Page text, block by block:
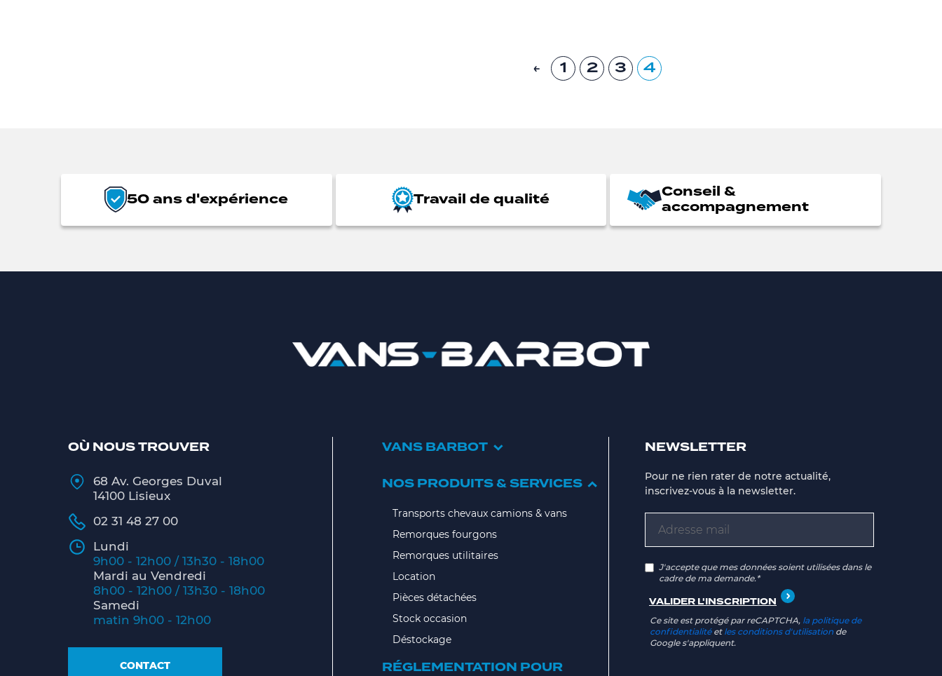
← 1 2 3 4
50 ans d'expérience Travail de qualité Conseil &
accompagnement
OÙ NOUS TROUVER
68 Av. Georges Duval
14100 Lisieux
02 31 48 27 00
Lundi
9h00 - 12h00 / 13h30 - 18h00
Mardi au Vendredi
8h00 - 12h00 / 13h30 - 18h00
Samedi
matin 9h00 - 12h00
CONTACT
VANS BARBOT
NOS PRODUITS & SERVICES
Transports chevaux camions & vans
Remorques fourgons
Remorques utilitaires
Location
Pièces détachées
Stock occasion
Déstockage
RÉGLEMENTATION POUR
NEWSLETTER
Pour ne rien rater de notre actualité,
inscrivez-vous à la newsletter.
J'accepte que mes données soient utilisées dans le
cadre de ma demande.*
Ce site est protégé par reCAPTCHA, la politique de
confidentialitéet les conditions d'utilisationde
Google s'appliquent.